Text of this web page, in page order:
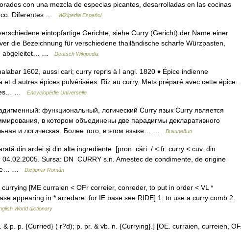
con una mezcla de especias picantes, desarrolladas en las cocinas
Diferentes …
Wikipedia Español
eintopfartige Gerichte, siehe Curry (Gericht) der Name einer
die Bezeichnung für verschiedene thailändische scharfe Würzpasten,
abgeleitet… …
Deutsch Wikipedia
1602, aussi cari; curry repris à l angl. 1820 ♦ Épice indienne
d autres épices pulvérisées. Riz au curry. Mets préparé avec cette épice.
…
Encyclopédie Universelle
функциональный, логический Curry язык Curry является
в котором объединены две парадигмы декларативного
и логическая. Более того, в этом языке… …
Википедия
din ardei şi din alte ingrediente. [pron. cári. / < fr. curry < cuv. din
Sursa: DN CURRY s.n. Amestec de condimente, de origine
…
Dicționar Român
[ME curraien < OFr correier, conreder, to put in order < VL *
appearing in * arredare: for IE base see RIDE] 1. to use a curry comb 2.
World dictionary
p. p. {Curried} ( r?d); p. pr. & vb. n. {Currying}.] [OE. curraien, curreien, OF.